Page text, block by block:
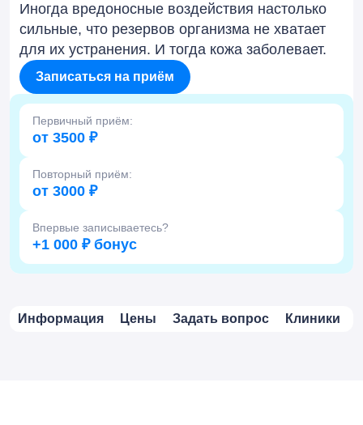
Иногда вредоносные воздействия настолько
сильные, что резервов организма не хватает
для их устранения. И тогда кожа заболевает.
Записаться на приём
Первичный приём:
от 3500 ₽
Повторный приём:
от 3000 ₽
Впервые записываетесь?
+1 000 ₽ бонус
Информация Цены Задать вопрос Клиники